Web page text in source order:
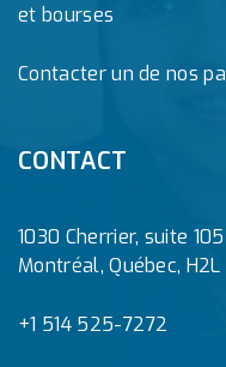
et bourses
Contacter un de nos
CONTACT
1030 Cherrier, suite 105
Montréal, Québec, H2L
+1 514 525-7272